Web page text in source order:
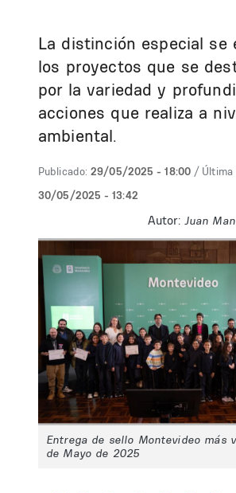
La distinción especial se
los proyectos que se
por la variedad y
acciones que realiza a
ambiental.
Publicado: 29/05/2025 - 18:00 / Última
30/05/2025 - 13:42
Autor: Juan
Entrega de sello Montevideo más
de Mayo de 2025